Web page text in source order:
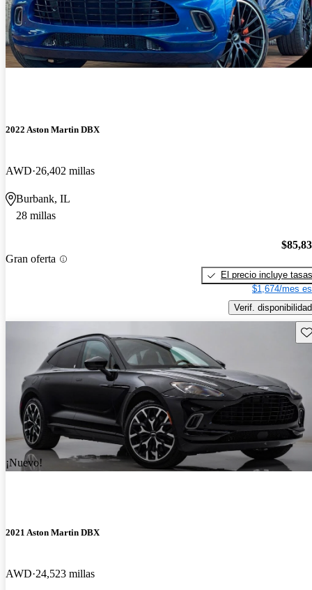
2022 Aston Martin DBX
AWD 26,402 millas
Burbank, IL
28 millas
Gran oferta
El precio incluye tasas
$1,674/mes
Verif. disponibilidad
¡Nuevo!
2021 Aston Martin DBX
AWD 24,523 millas